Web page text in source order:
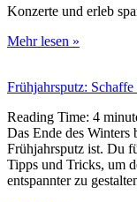
Konzerte und erleb
Mehr lesen »
Frühjahrsputz:
Reading Time: 4
Das Ende des Winters
Frühjahrsputz ist. Du
Tipps und Tricks, um
entspannter zu